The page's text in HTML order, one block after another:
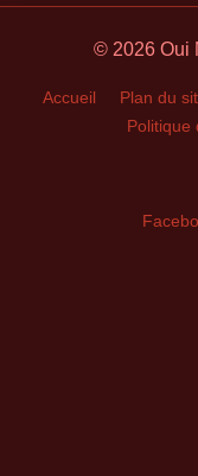
© 2026 Oui
Accueil Plan du
Politique